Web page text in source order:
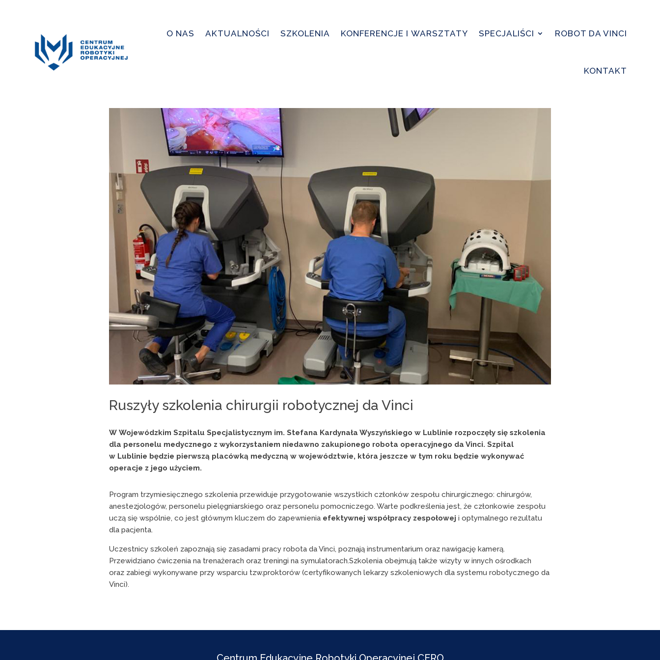
O NAS AKTUALNOŚCI SZKOLENIA KONFERENCJE I WARSZTATY SPECJALIŚCI ROBOT DA VINCI
KONTAKT
Ruszyły szkolenia chirurgii robotycznej da Vinci
W Wojewódzkim Szpitalu Specjalistycznym im. Stefana Kardynała Wyszyńskiego w Lublinie rozpoczęły się szkolenia
dla personelu medycznego z wykorzystaniem niedawno zakupionego robota operacyjnego da Vinci. Szpital
w Lublinie będzie pierwszą placówką medyczną w województwie, która jeszcze w tym roku będzie wykonywać
operacje z jego użyciem.
Program trzymiesięcznego szkolenia przewiduje przygotowanie wszystkich członków zespołu chirurgicznego: chirurgów,
anestezjologów, personelu pielęgniarskiego oraz personelu pomocniczego. Warte podkreślenia jest, że członkowie zespołu
uczą się wspólnie, co jest głównym kluczem do zapewnienia efektywnej współpracy zespołowej i optymalnego rezultatu
dla pacjenta.
Uczestnicy szkoleń zapoznają się zasadami pracy robota da Vinci, poznają instrumentarium oraz nawigację kamerą.
Przewidziano ćwiczenia na trenażerach oraz treningi na symulatorach.Szkolenia obejmują także wizyty w innych ośrodkach
oraz zabiegi wykonywane przy wsparciu tzw.proktorów (certyfikowanych lekarzy szkoleniowych dla systemu robotycznego da
Vinci).